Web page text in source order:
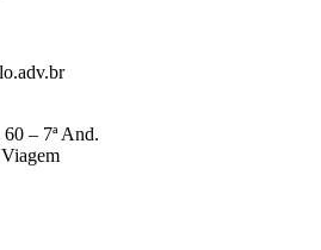
– 7ª And.